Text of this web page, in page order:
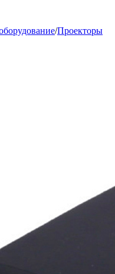
/Проекторы